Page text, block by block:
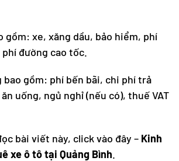
gồm: xe, xăng dầu, bảo hiểm, phí
đường cao tốc.
bao gồm: phí bến bãi, chi phí trả
uống, ngủ nghỉ (nếu có), thuế VAT
bài viết này, click vào đây – Kinh
xe ô tô tại Quảng Bình.